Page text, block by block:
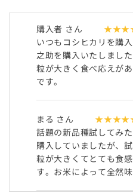
購入者 さん
いつもコシヒカリを購
之助を購入いたしました
粒が大きく食べ応えが
です。
まる さん
話題の新品種試してみ
購入していましたが、
粒が大きくてとても食
す。お米によって全然